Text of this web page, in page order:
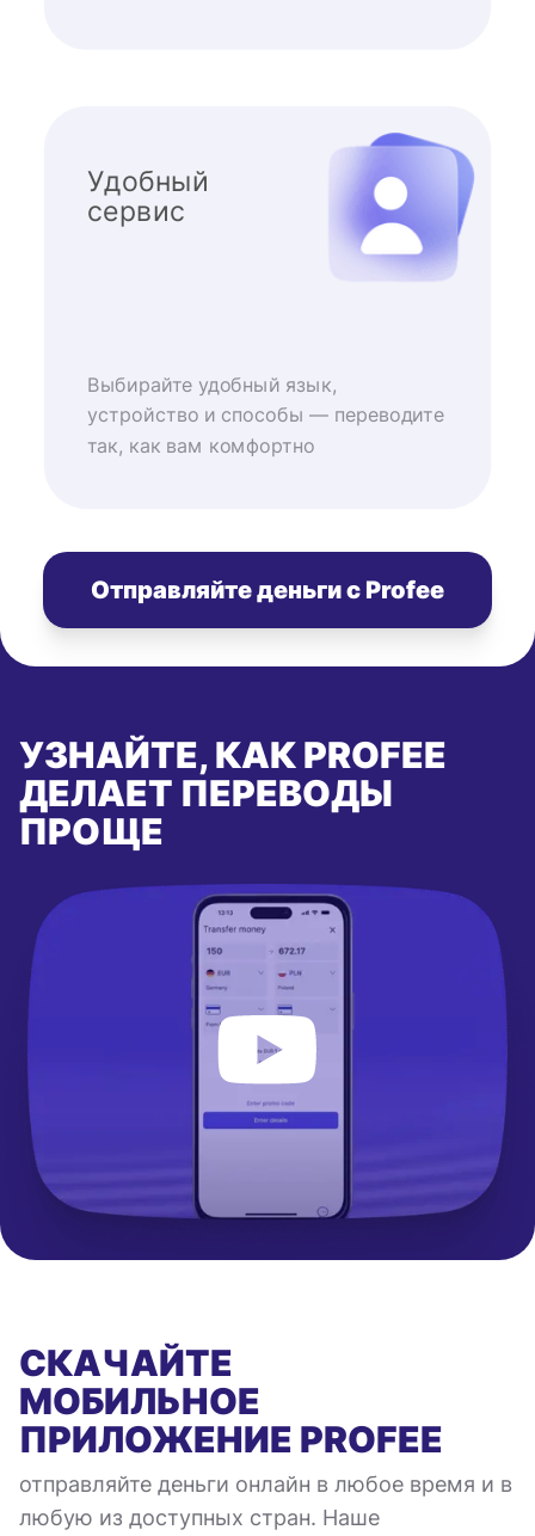
Удобный
сервис
Выбирайте удобный язык,
устройство и способы — переводите
так, как вам комфортно
Отправляйте деньги с Profee
УЗНАЙТЕ, КАК PROFEE
ДЕЛАЕТ ПЕРЕВОДЫ
ПРОЩЕ
СКАЧАЙТЕ
МОБИЛЬНОЕ
ПРИЛОЖЕНИЕ PROFEE
отправляйте деньги онлайн в любое время и в
любую из доступных стран. Наше